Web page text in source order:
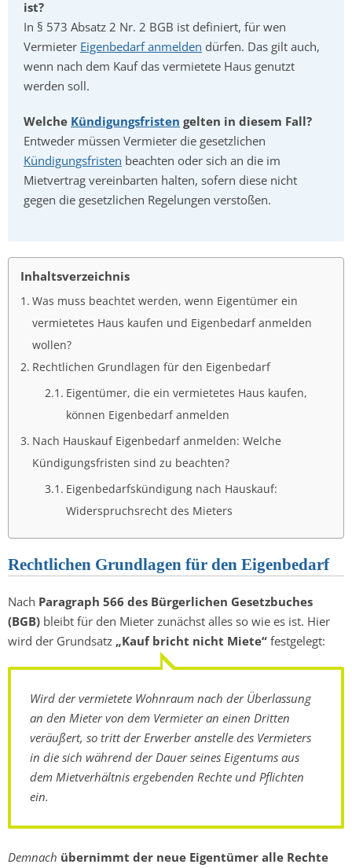
ist?
In § 573 Absatz 2 Nr. 2 BGB ist definiert, für wen
Vermieter Eigenbedarf anmelden dürfen. Das gilt auch,
wenn nach dem Kauf das vermietete Haus genutzt
werden soll.
Welche Kündigungsfristen gelten in diesem Fall?
Entweder müssen Vermieter die gesetzlichen
Kündigungsfristen beachten oder sich an die im
Mietvertrag vereinbarten halten, sofern diese nicht
gegen die gesetzlichen Regelungen verstoßen.
Inhaltsverzeichnis
Was muss beachtet werden, wenn Eigentümer ein
vermietetes Haus kaufen und Eigenbedarf anmelden
wollen?
Rechtlichen Grundlagen für den Eigenbedarf
Eigentümer, die ein vermietetes Haus kaufen,
können Eigenbedarf anmelden
Nach Hauskauf Eigenbedarf anmelden: Welche
Kündigungsfristen sind zu beachten?
Eigenbedarfskündigung nach Hauskauf:
Widerspruchsrecht des Mieters
Rechtlichen Grundlagen für den Eigenbedarf
Nach Paragraph 566 des Bürgerlichen Gesetzbuches
(BGB) bleibt für den Mieter zunächst alles so wie es ist. Hier
wird der Grundsatz „Kauf bricht nicht Miete“ festgelegt:
Wird der vermietete Wohnraum nach der Überlassung
an den Mieter von dem Vermieter an einen Dritten
veräußert, so tritt der Erwerber anstelle des Vermieters
in die sich während der Dauer seines Eigentums aus
dem Mietverhältnis ergebenden Rechte und Pflichten
ein.
Demnach übernimmt der neue Eigentümer alle Rechte